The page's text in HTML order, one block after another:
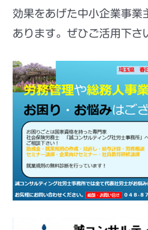
効果をあげた中小企業事業
あります。ぜひご活用下さ